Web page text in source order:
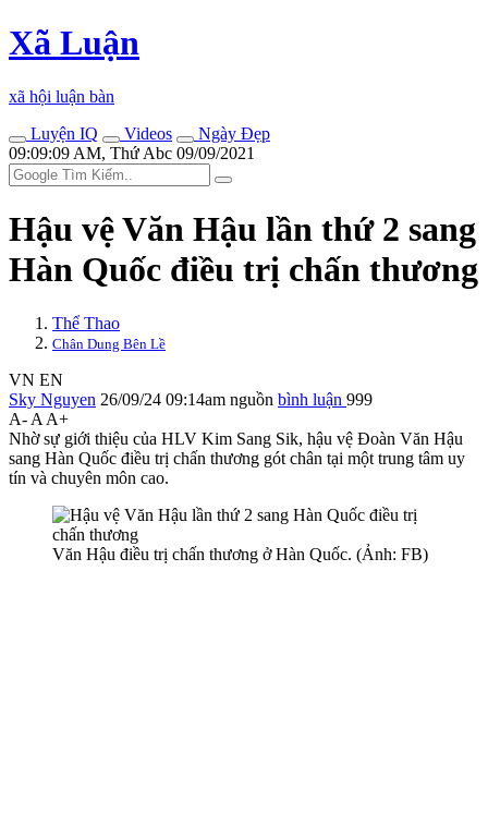
Xã Luận
xã hội luận bàn
Luyện IQ
Videos
Ngày Đẹp
09:09:09 AM, Thứ Abc 09/09/2021
Hậu vệ Văn Hậu lần thứ 2 sang
Hàn Quốc điều trị chấn thương
Thể Thao
Chân Dung Bên Lề
VN EN
Sky Nguyen 26/09/24 09:14am nguồn bình luận 999
A- A A+
Nhờ sự giới thiệu của HLV Kim Sang Sik, hậu vệ Đoàn Văn Hậu
sang Hàn Quốc điều trị chấn thương gót chân tại một trung tâm uy
tín và chuyên môn cao.
Văn Hậu điều trị chấn thương ở Hàn Quốc. (Ảnh: FB)